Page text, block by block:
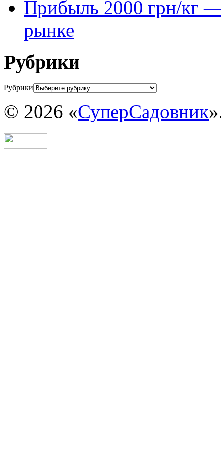
Прибыль 2000 грн/кг —
рынке
Рубрики
Рубрики
© 2026 «СуперСадовник